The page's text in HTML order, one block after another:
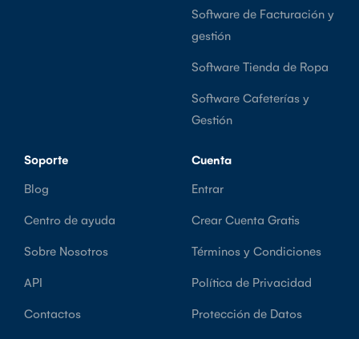
Software de Facturación y
gestión
Software Tienda de Ropa
Software Cafeterías y
Gestión
Soporte
Blog
Centro de ayuda
Sobre Nosotros
API
Contactos
Cuenta
Entrar
Crear Cuenta Gratis
Términos y Condiciones
Política de Privacidad
Protección de Datos